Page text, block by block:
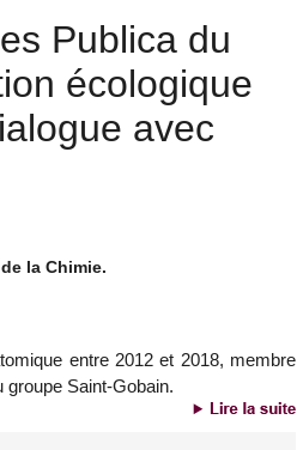
Publica du
écologique
avec
la Chimie.
entre 2012 et 2018, membre
groupe Saint-Gobain.